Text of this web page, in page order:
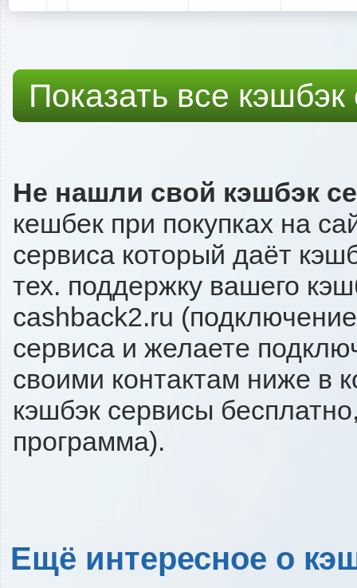
Показать все
Не нашли свой кэшбэк
кешбек при покупках на
сервиса который даёт
тех. поддержку вашего
cashback2.ru
сервиса и желаете
своими контактам ниже в
кэшбэк сервисы
программа).
Ещё интересное о